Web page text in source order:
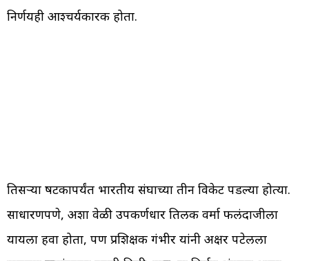
निर्णयही आश्चर्यकारक होता.
तिसऱ्या षटकापर्यंत भारतीय संघाच्या तीन विकेट पडल्या होत्या.
साधारणपणे, अशा वेळी उपकर्णधार तिलक वर्मा फलंदाजीला
यायला हवा होता, पण प्रशिक्षक गंभीर यांनी अक्षर पटेलला